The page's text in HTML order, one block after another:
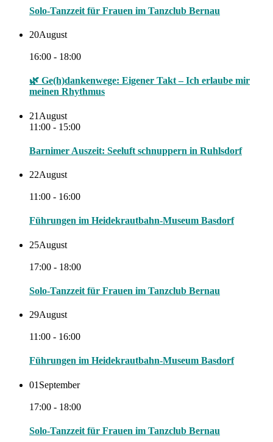
Solo-Tanzzeit für Frauen im Tanzclub Bernau
20August
16:00 - 18:00
🌿 Ge(h)dankenwege: Eigener Takt – Ich erlaube mir
meinen Rhythmus
21 August
11:00 - 15:00
Barnimer Auszeit: Seeluft schnuppern in Ruhlsdorf
22August
11:00 - 16:00
Führungen im Heidekrautbahn-Museum Basdorf
25August
17:00 - 18:00
Solo-Tanzzeit für Frauen im Tanzclub Bernau
29August
11:00 - 16:00
Führungen im Heidekrautbahn-Museum Basdorf
01 September
17:00 - 18:00
Solo-Tanzzeit für Frauen im Tanzclub Bernau